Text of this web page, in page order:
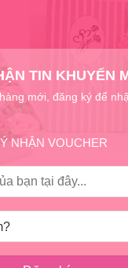
TIN KHUYẾN
mới, đăng ký để
NHẬN VOUCHER